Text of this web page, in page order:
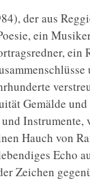
der aus
ein
Gemälde
Instrumente,
Hauch von
Echo
Zeichen